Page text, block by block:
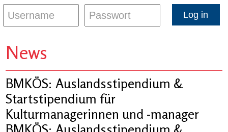
News
BMKÖS: Auslandsstipendium &
Startstipendium für
Kulturmanagerinnen und -manager